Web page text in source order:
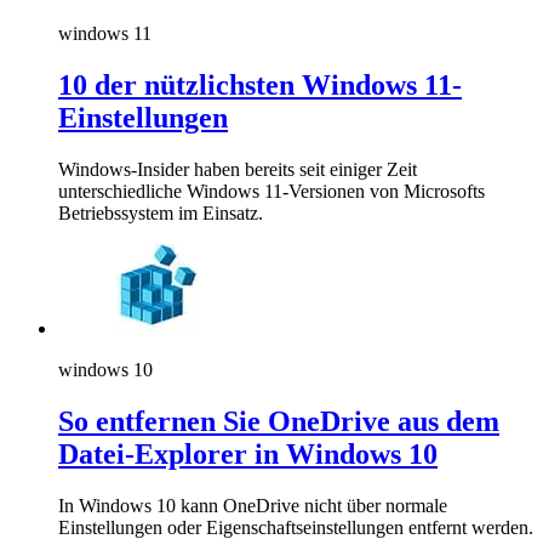
windows 11
10 der nützlichsten Windows 11-
Einstellungen
Windows-Insider haben bereits seit einiger Zeit
unterschiedliche Windows 11-Versionen von Microsofts
Betriebssystem im Einsatz.
windows 10
So entfernen Sie OneDrive aus dem
Datei-Explorer in Windows 10
In Windows 10 kann OneDrive nicht über normale
Einstellungen oder Eigenschaftseinstellungen entfernt werden.